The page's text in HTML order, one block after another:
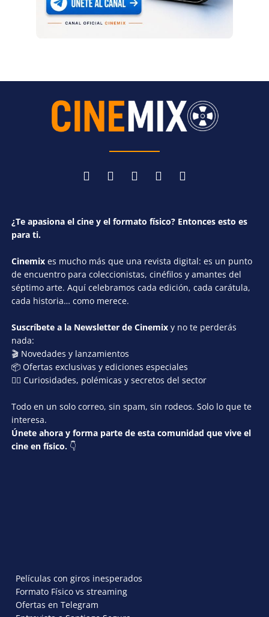
¿Te apasiona el cine y el formato físico? Entonces esto es
para ti.
Cinemix es mucho más que una revista digital: es un punto
de encuentro para coleccionistas, cinéfilos y amantes del
séptimo arte. Aquí celebramos cada edición, cada carátula,
cada historia… como merece.
Suscríbete a la Newsletter de Cinemix y no te perderás
nada:
🎬 Novedades y lanzamientos
📦 Ofertas exclusivas y ediciones especiales
🕵️‍♂️ Curiosidades, polémicas y secretos del sector
Todo en un solo correo, sin spam, sin rodeos. Solo lo que te
interesa.
Únete ahora y forma parte de esta comunidad que vive el
cine en físico. 👇
Películas con giros inesperados